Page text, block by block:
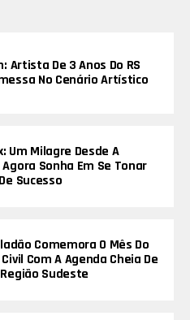
Artista De 3 Anos Do RS
No Cenário Artístico
Um Milagre Desde A
Sonha Em Se Tonar
Sucesso
Comemora O Mês Do
Com A Agenda Cheia De
Sudeste